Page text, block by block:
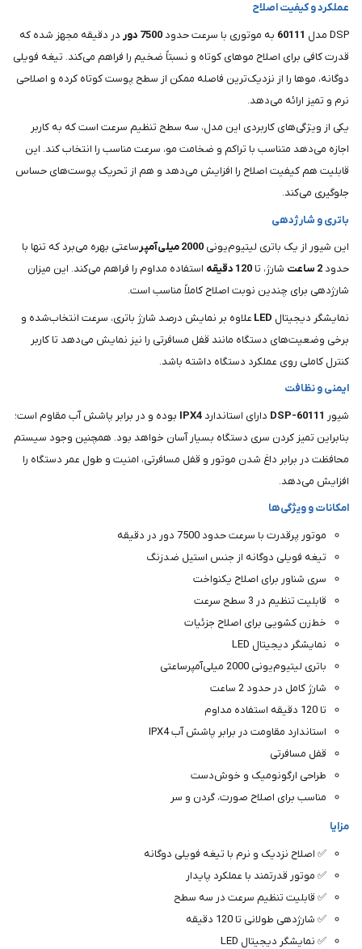
عملکرد و کیفیت اصلاح
DSP مدل
60111 به موتوری با سرعت حدود 7500 دور
در دقیقه مجهز شده که
قدرت کافی برای اصلاح موهای کوتاه و نسبتاً ضخیم را فراهم می‌کند. تیغه فویلی
دوگانه، موها را از نزدیک‌ترین فاصله ممکن از سطح پوست کوتاه کرده و اصلاحی
نرم و تمیز ارائه می‌دهد.
یکی از ویژگی‌های کاربردی این مدل، سه سطح تنظیم سرعت است که به کاربر
اجازه می‌دهد متناسب با تراکم و ضخامت مو، سرعت مناسب را انتخاب کند. این
قابلیت هم کیفیت اصلاح را افزایش می‌دهد و هم از تحریک پوست‌های حساس
جلوگیری می‌کند.
باتری و شارژدهی
این شیور از یک باتری لیتیوم‌یونی 2000 میلی‌آمپر
ساعتی بهره می‌برد که تنها با
حدود 2 ساعت شارژ، تا 120 دقیقه
استفاده مداوم را فراهم می‌کند. این میزان
شارژدهی برای چندین نوبت اصلاح کاملاً مناسب است.
نمایشگر دیجیتال LED علاوه بر نمایش درصد شارژ باتری، سرعت انتخاب‌شده و
برخی وضعیت‌های دستگاه مانند قفل مسافرتی را نیز نمایش می‌دهد تا کاربر
کنترل کاملی روی عملکرد دستگاه داشته باشد.
ایمنی و نظافت
شیور DSP-60111 دارای استاندارد IPX4 بوده و در برابر پاشش آب مقاوم است؛
بنابراین تمیز کردن سری دستگاه بسیار آسان خواهد بود. همچنین وجود سیستم
محافظت در برابر داغ شدن موتور و قفل مسافرتی، امنیت و طول عمر دستگاه را
افزایش می‌دهد.
امکانات و ویژگی‌ها
موتور پرقدرت با سرعت حدود 7500 دور در دقیقه
تیغه فویلی دوگانه از جنس استیل ضدزنگ
سری شناور برای اصلاح یکنواخت
قابلیت تنظیم در 3 سطح سرعت
خط‌زن کشویی برای اصلاح جزئیات
نمایشگر دیجیتال LED
باتری لیتیوم‌یونی 2000 میلی‌آمپرساعتی
شارژ کامل در حدود 2 ساعت
تا 120 دقیقه استفاده مداوم
استاندارد مقاومت در برابر پاشش آب IPX4
قفل مسافرتی
طراحی ارگونومیک و خوش‌دست
مناسب برای اصلاح صورت، گردن و سر
مزایا
✅ اصلاح نزدیک و نرم با تیغه فویلی دوگانه
✅ موتور قدرتمند با عملکرد پایدار
✅ قابلیت تنظیم سرعت در سه سطح
✅ شارژدهی طولانی تا 120 دقیقه
✅ نمایشگر دیجیتال LED